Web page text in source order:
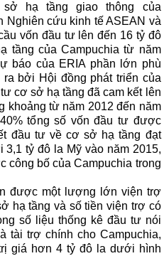
hạ tầng giao thông của
Nghiên cứu kinh tế ASEAN và
vốn đầu tư lên đến 16 tỷ đô
tầng của Campuchia từ năm
báo của ERIA phần lớn phù
bởi Hội đồng phát triển của
cơ sở hạ tầng đã cam kết lên
khoảng từ năm 2012 đến năm
tổng số vốn đầu tư được
đầu tư về cơ sở hạ tầng đạt
tỷ đô la Mỹ vào năm 2015,
bố của Campuchia trong
được một lượng lớn viện trợ
hạ tầng và số tiền viện trợ có
số liệu thống kê đầu tư nói
tài trợ chính cho Campuchia,
giá hơn 4 tỷ đô la dưới hình